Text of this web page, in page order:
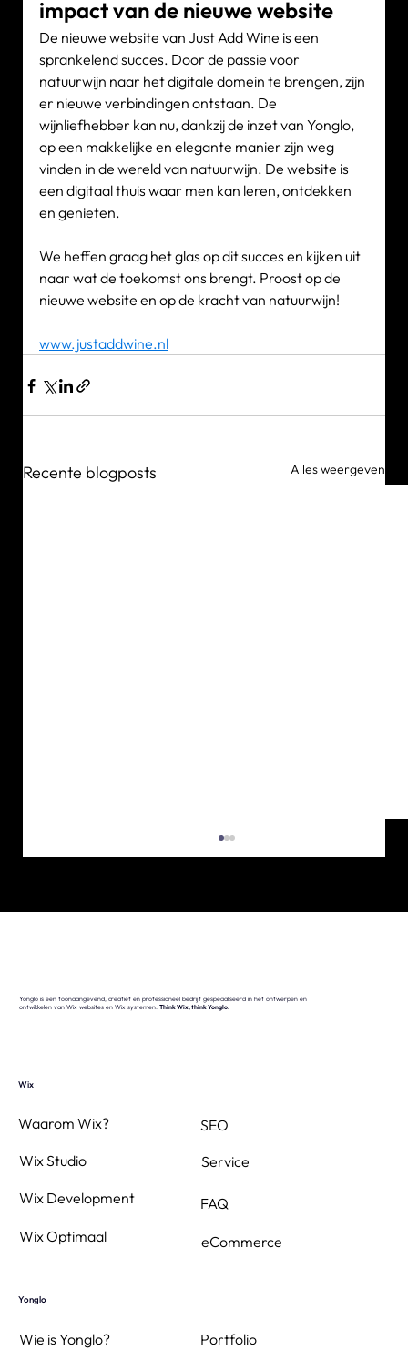
impact van de nieuwe website
De nieuwe website van Just Add Wine is een
sprankelend succes. Door de passie voor
natuurwijn naar het digitale domein te brengen, zijn
er nieuwe verbindingen ontstaan. De
wijnliefhebber kan nu, dankzij de inzet van Yonglo,
op een makkelijke en elegante manier zijn weg
vinden in de wereld van natuurwijn. De website is
een digitaal thuis waar men kan leren, ontdekken
en genieten.
We heffen graag het glas op dit succes en kijken uit
naar wat de toekomst ons brengt. Proost op de
nieuwe website en op de kracht van natuurwijn!
www.justaddwine.nl
Recente blogposts Alles weergeven
Yonglo is een toonaangevend, creatief en professioneel bedrijf gespecialiseerd in het ontwerpen en
ontwikkelen van Wix websites en Wix systemen. Think Wix, think Yonglo.
Wix
Waarom Wix?
Wix Studio
Wix Development
Wix Optimaal
SEO
eCommerce
Service
FAQ
Yonglo
Wie is Yonglo? Portfolio